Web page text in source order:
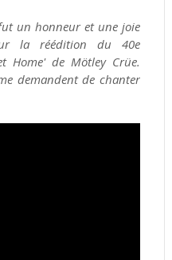
un honneur et une joie
la réédition du 40e
Home' de Mötley Crüe.
demandent de chanter